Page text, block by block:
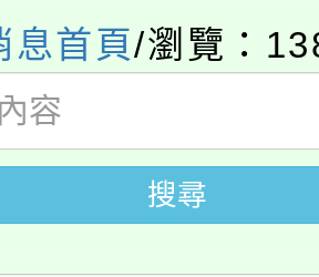
動。
桃局內行報名
。
至27日，桃園電
桃園市運動會8/
及游泳池舉行。
低收入戶享有免
息首頁/瀏覽：
搜尋